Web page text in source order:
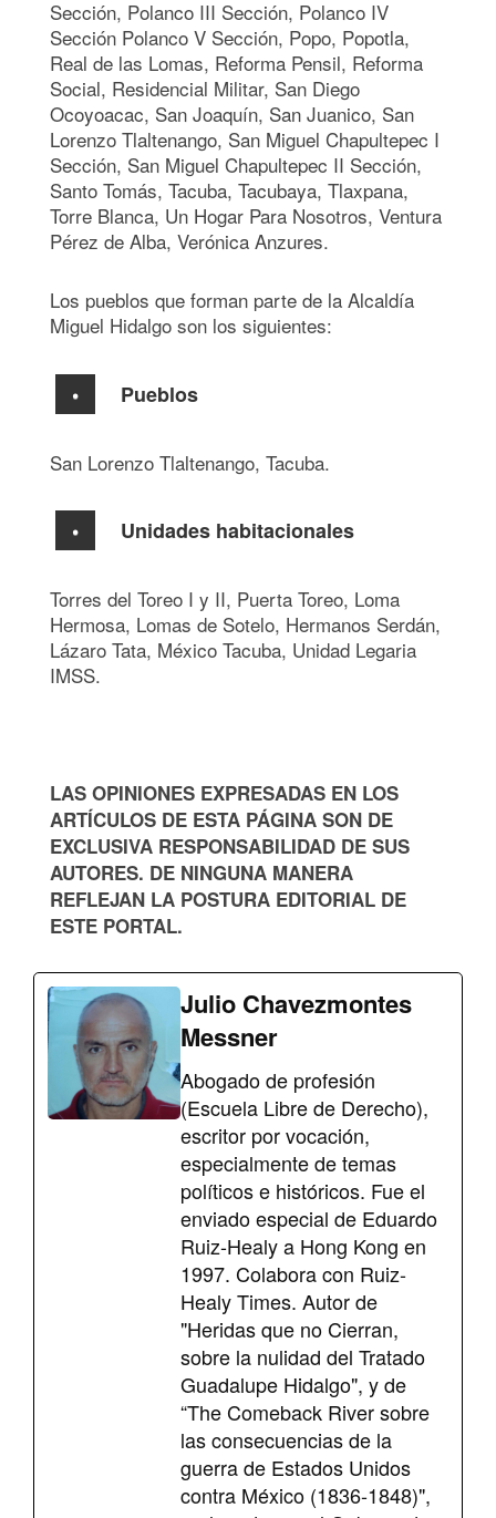
Sección, Polanco III Sección, Polanco IV
Sección Polanco V Sección, Popo, Popotla,
Real de las Lomas, Reforma Pensil, Reforma
Social, Residencial Militar, San Diego
Ocoyoacac, San Joaquín, San Juanico, San
Lorenzo Tlaltenango, San Miguel Chapultepec I
Sección, San Miguel Chapultepec II Sección,
Santo Tomás, Tacuba, Tacubaya, Tlaxpana,
Torre Blanca, Un Hogar Para Nosotros, Ventura
Pérez de Alba, Verónica Anzures.
Los pueblos que forman parte de la Alcaldía
Miguel Hidalgo son los siguientes:
Pueblos
San Lorenzo Tlaltenango, Tacuba.
Unidades habitacionales
Torres del Toreo I y II, Puerta Toreo, Loma
Hermosa, Lomas de Sotelo, Hermanos Serdán,
Lázaro Tata, México Tacuba, Unidad Legaria
IMSS.
LAS OPINIONES EXPRESADAS EN LOS
ARTÍCULOS DE ESTA PÁGINA SON DE
EXCLUSIVA RESPONSABILIDAD DE SUS
AUTORES. DE NINGUNA MANERA
REFLEJAN LA POSTURA EDITORIAL DE
ESTE PORTAL.
Julio Chavezmontes
Messner
Abogado de profesión
(Escuela Libre de Derecho),
escritor por vocación,
especialmente de temas
políticos e históricos. Fue el
enviado especial de Eduardo
Ruiz-Healy a Hong Kong en
1997. Colabora con Ruiz-
Healy Times. Autor de
"Heridas que no Cierran,
sobre la nulidad del Tratado
Guadalupe Hidalgo", y de
“The Comeback River sobre
las consecuencias de la
guerra de Estados Unidos
contra México (1836-1848)",